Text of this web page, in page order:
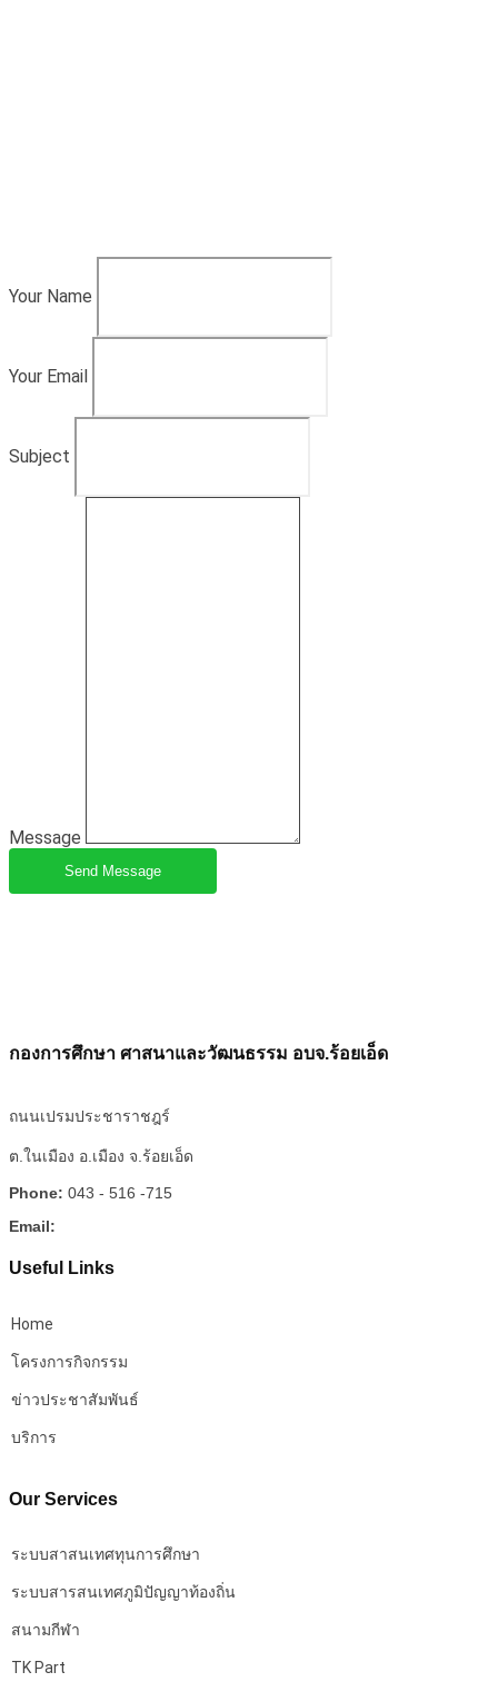
Your Name
Your Email
Subject
Message
Send Message
กองการศึกษา ศาสนาและวัฒนธรรม อบจ.ร้อยเอ็ด
ถนนเปรมประชาราชฎร์
ต.ในเมือง อ.เมือง จ.ร้อยเอ็ด
Phone: 043 - 516 -715
Email:
Useful Links
Home
โครงการกิจกรรม
ข่าวประชาสัมพันธ์
บริการ
Our Services
ระบบสาสนเทศทุนการศึกษา
ระบบสารสนเทศภูมิปัญญาท้องถิ่น
สนามกีฬา
TK Part